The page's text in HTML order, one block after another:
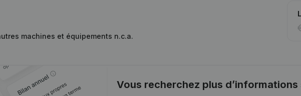
machines et équipements n.c.a.
Vous recherchez plus